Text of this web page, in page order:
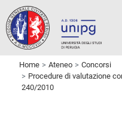
Home Ateneo
Concorsi
Procedure di valutazione
240/2010